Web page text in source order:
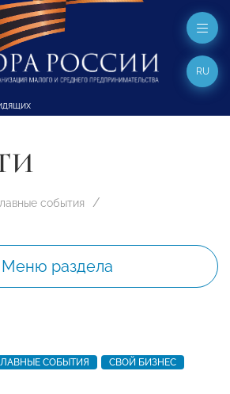
RU
события
Меню раздела
СОБЫТИЯ СВОЙ БИЗНЕС